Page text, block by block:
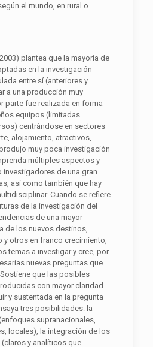
el mundo, en rural o
plantea que la mayoría de
en la investigación
entre sí (anteriores y
a una producción muy
parte fue realizada en forma
equipos (limitadas
centrándose en sectores
alojamiento, atractivos,
muy poca investigación
múltiples aspectos y
investigadores de una gran
así como también que hay
Cuando se refiere
de la investigación del
de una mayor
de los nuevos destinos,
y otros en franco crecimiento,
temas a investigar y cree, por
nuevas preguntas que
que las posibles
con mayor claridad
y sustentada en la pregunta
tres posibilidades: la
supranacionales,
locales), la integración de los
y analíticos que